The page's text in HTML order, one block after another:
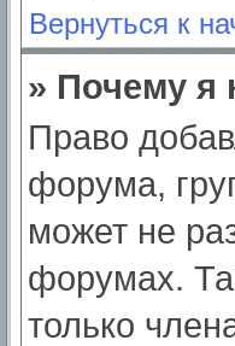
Вернуться к
» Почему я
Право
форума,
может не
форумах.
только